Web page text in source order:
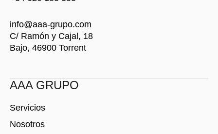
info@aaa-grupo.com
C/ Ramón y Cajal, 18
Bajo, 46900 Torrent
AAA GRUPO
Servicios
Nosotros